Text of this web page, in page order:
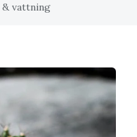
vattning